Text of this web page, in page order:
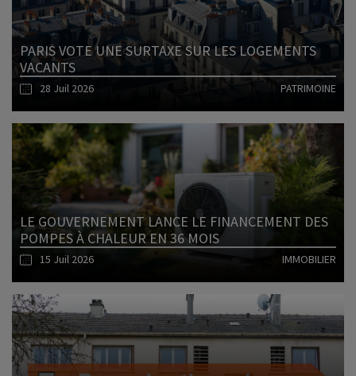
PARIS VOTE UNE SURTAXE SUR LES LOGEMENTS
VACANTS
28 Juil 2026 PATRIMOINE
Lire l'article
LE GOUVERNEMENT LANCE LE FINANCEMENT DES
POMPES À CHALEUR EN 36 MOIS
15 Juil 2026 IMMOBILIER
Lire l'article